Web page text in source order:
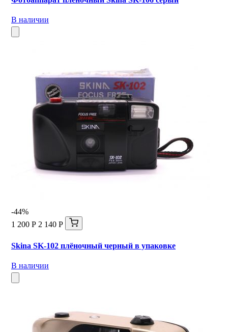
В наличии
-44%
1 200 Р 2 140 Р
Skina SK-102 плёночный черный в упаковке
В наличии